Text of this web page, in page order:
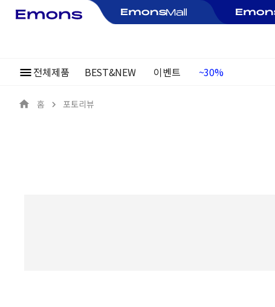
전체제품 BEST&NEW 이벤트
여름정기행사
홈 포토리뷰